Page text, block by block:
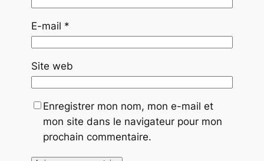
E-mail *
Site web
Enregistrer mon nom, mon e-mail et
mon site dans le navigateur pour mon
prochain commentaire.